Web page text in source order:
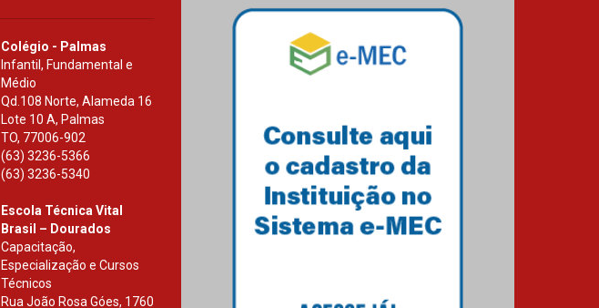
Colégio - Palmas
Infantil, Fundamental e
Médio
Qd.108 Norte, Alameda 16
Lote 10 A, Palmas
TO, 77006-902
(63) 3236-5366
(63) 3236-5340
Escola Técnica Vital
Brasil – Dourados
Capacitação,
Especialização e Cursos
Técnicos
Rua João Rosa Góes, 1760